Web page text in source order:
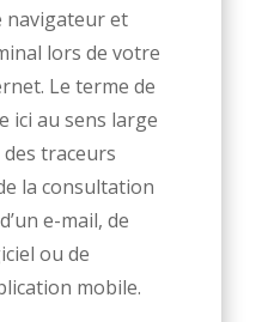
navigateur et
lors de votre
Le terme de
ici au sens large
des traceurs
la consultation
e-mail, de
ou de
mobile.